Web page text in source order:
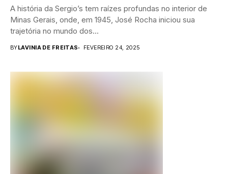
A história da Sergio’s tem raízes profundas no interior de
Minas Gerais, onde, em 1945, José Rocha iniciou sua
trajetória no mundo dos...
BYLAVINIA DE FREITAS FEVEREIRO 24, 2025